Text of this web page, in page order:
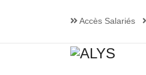
Accès Salariés